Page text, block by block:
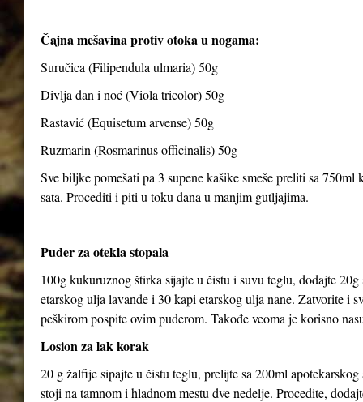
Čajna mešavina protiv otoka u nogama:
Suručica (Filipendula ulmaria) 50g
Divlja dan i noć (Viola tricolor) 50g
Rastavić (Equisetum arvense) 50g
Ruzmarin (Rosmarinus officinalis) 50g
Sve biljke pomešati pa 3 supene kašike smeše preliti sa
sata. Procediti i piti u toku dana u manjim gutljajima.
Puder za otekla stopala
100g kukuruznog štirka sijajte u čistu i suvu teglu, dodajte
etarskog ulja lavande i 30 kapi etarskog ulja nane. Zatvorite i
peškirom pospite ovim puderom. Takođe veoma je korisno
Losion za lak korak
20 g žalfije sipajte u čistu teglu, prelijte sa 200ml
stoji na tamnom i hladnom mestu dve nedelje. Procedite,